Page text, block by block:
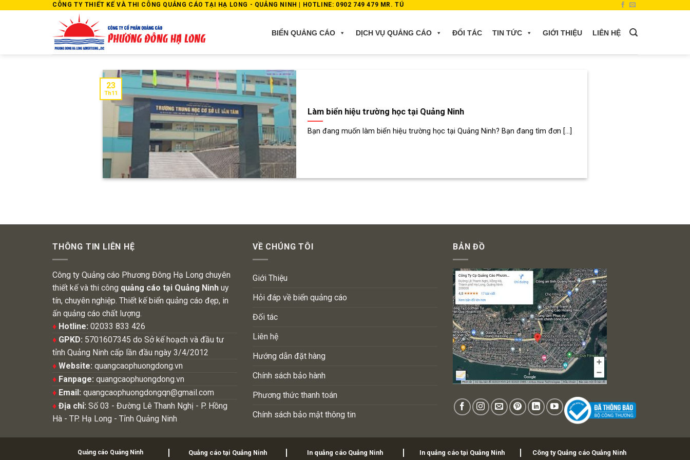
CÔNG TY THIẾT KẾ VÀ THI CÔNG QUẢNG CÁO TẠI HẠ LONG - QUẢNG NINH | HOTLINE: 0902 749 479 MR. TÚ
BIỂN QUẢNG CÁO DỊCH VỤ QUẢNG CÁO ĐỐI TÁC TIN TỨC GIỚI THIỆU LIÊN HỆ
Làm biển hiệu trường học tại Quảng Ninh
Bạn đang muốn làm biển hiệu trường học tại Quảng Ninh? Bạn đang tìm đơn [...]
23
Th11
THÔNG TIN LIÊN HỆ
Công ty Quảng cáo Phương Đông Hạ Long chuyên
thiết kế và thi công quảng cáo tại Quảng Ninh uy
tín, chuyên nghiệp. Thiết kế biển quảng cáo đẹp, in
ấn quảng cáo chất lượng.
♦ Hotline: 02033 833 426
♦ GPKD: 5701607345 do Sở kế hoạch và đầu tư
tỉnh Quảng Ninh cấp lần đầu ngày 3/4/2012
♦ Website: quangcaophuongdong.vn
♦ Fanpage: quangcaophuongdong.vn
♦ Email: quangcaophuongdongqn@gmail.com
♦ Địa chỉ: Số 03 - Đường Lê Thanh Nghị - P. Hồng
Hà - TP. Hạ Long - Tỉnh Quảng Ninh
VỀ CHÚNG TÔI
Giới Thiệu
Hỏi đáp về biển quảng cáo
Đối tác
Liên hệ
Hướng dẫn đặt hàng
Chính sách bảo hành
Phương thức thanh toán
Chính sách bảo mật thông tin
BẢN ĐỒ
Quảng cáo Quảng Ninh Quảng cáo tại Quảng Ninh In quảng cáo Quảng Ninh In quảng cáo tại Quảng Ninh Công ty Quảng cáo Quảng Ninh